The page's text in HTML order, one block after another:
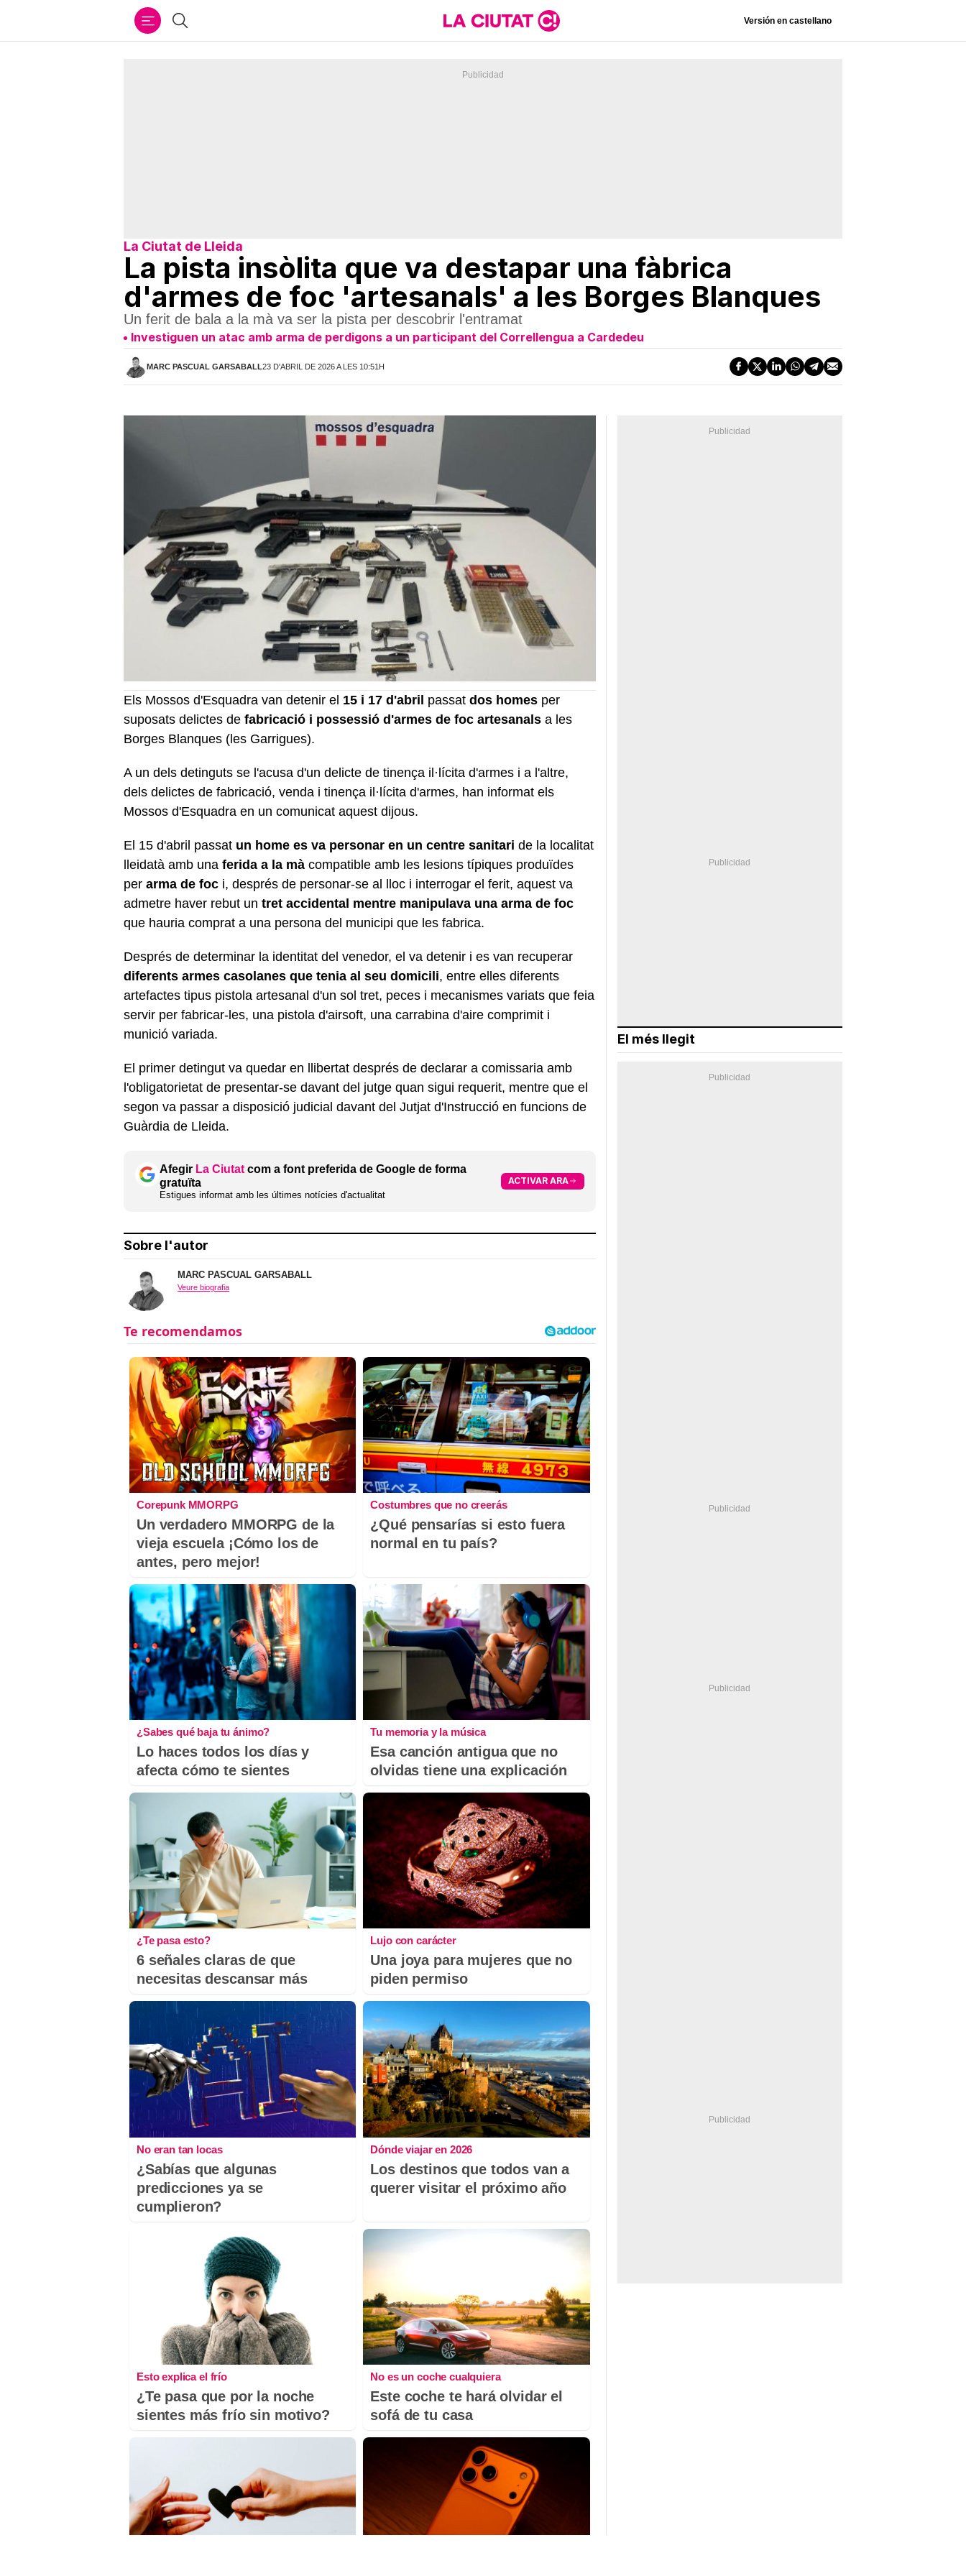
Cercar Versión en castellano
La Ciutat de Lleida
La pista insòlita que va destapar una fàbrica
d'armes de foc 'artesanals' a les Borges Blanques
Un ferit de bala a la mà va ser la pista per descobrir l'entramat
Investiguen un atac amb arma de perdigons a un participant del Correllengua a Cardedeu
MARC PASCUAL GARSABALL23 D'ABRIL DE 2026 A LES 10:51H
Els Mossos d'Esquadra van detenir el 15 i 17 d'abril passat dos homes per
suposats delictes de fabricació i possessió d'armes de foc artesanals a les
Borges Blanques (les Garrigues).
A un dels detinguts se l'acusa d'un delicte de tinença il·lícita d'armes i a l'altre,
dels delictes de fabricació, venda i tinença il·lícita d'armes, han informat els
Mossos d'Esquadra en un comunicat aquest dijous.
El 15 d'abril passat un home es va personar en un centre sanitari de la localitat
lleidatà amb una ferida a la mà compatible amb les lesions típiques produïdes
per arma de foc i, després de personar-se al lloc i interrogar el ferit, aquest va
admetre haver rebut un tret accidental mentre manipulava una arma de foc
que hauria comprat a una persona del municipi que les fabrica.
Després de determinar la identitat del venedor, el va detenir i es van recuperar
diferents armes casolanes que tenia al seu domicili, entre elles diferents
artefactes tipus pistola artesanal d'un sol tret, peces i mecanismes variats que feia
servir per fabricar-les, una pistola d'airsoft, una carrabina d'aire comprimit i
munició variada.
El primer detingut va quedar en llibertat després de declarar a comissaria amb
l'obligatorietat de presentar-se davant del jutge quan sigui requerit, mentre que el
segon va passar a disposició judicial davant del Jutjat d'Instrucció en funcions de
Guàrdia de Lleida.
Afegir La Ciutat com a font preferida de Google de forma
gratuïta
Estigues informat amb les últimes notícies d'actualitat
ACTIVAR ARA
Sobre l'autor
MARC PASCUAL GARSABALL
Veure biografia
Corepunk MMORPG
Un verdadero MMORPG de la
vieja escuela ¡Cómo los de
antes, pero mejor!
Costumbres que no creerás
¿Qué pensarías si esto fuera
normal en tu país?
¿Sabes qué baja tu ánimo?
Lo haces todos los días y
afecta cómo te sientes
Tu memoria y la música
Esa canción antigua que no
olvidas tiene una explicación
¿Te pasa esto?
6 señales claras de que
necesitas descansar más
Lujo con carácter
Una joya para mujeres que no
piden permiso
No eran tan locas
¿Sabías que algunas
predicciones ya se
cumplieron?
Dónde viajar en 2026
Los destinos que todos van a
querer visitar el próximo año
Esto explica el frío
¿Te pasa que por la noche
sientes más frío sin motivo?
No es un coche cualquiera
Este coche te hará olvidar el
sofá de tu casa
El més llegit